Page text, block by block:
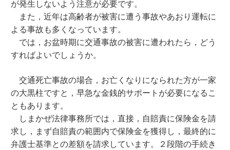
が発生しないよう注意が必要です。
また，近年は高齢者が被害に遭う事故やあおり運転に
よる事故も多くなっています。
では，お盆時期に交通事故の被害に遭われたら，どう
すればよいでしょうか。
交通死亡事故の場合，お亡くなりになられた方が一家
の大黒柱ですと，早急な金銭的サポートが必要になるこ
ともあります。
しまかぜ法律事務所では，直接，自賠責に保険金を請
求し，まず自賠責の範囲内で保険金を獲得し，最終的に
弁護士基準との差額を請求しています。２段階の手続き